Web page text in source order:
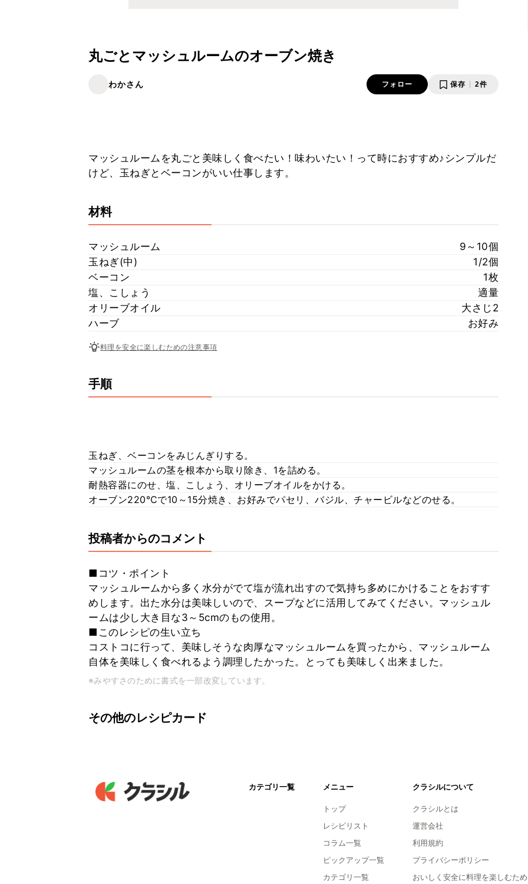
丸ごとマッシュルームのオーブン焼き
わかさん フォロー 保存 2件
マッシュルームを丸ごと美味しく食べたい！味わいたい！って時におすすめ♪シンプルだ
けど、玉ねぎとベーコンがいい仕事します。
材料
マッシュルーム
9～10個
玉ねぎ(中)
1/2個
ベーコン
1枚
塩、こしょう
適量
オリーブオイル
大さじ2
ハーブ
お好み
料理を安全に楽しむための注意事項
手順
玉ねぎ、ベーコンをみじんぎりする。
マッシュルームの茎を根本から取り除き、1を詰める。
耐熱容器にのせ、塩、こしょう、オリーブオイルをかける。
オーブン220℃で10～15分焼き、お好みでパセリ、バジル、チャービルなどのせる。
投稿者からのコメント
■コツ・ポイント
マッシュルームから多く水分がでて塩が流れ出すので気持ち多めにかけることをおすす
めします。出た水分は美味しいので、スープなどに活用してみてください。マッシュル
ームは少し大き目な3～5cmのもの使用。
■このレシピの生い立ち
コストコに行って、美味しそうな肉厚なマッシュルームを買ったから、マッシュルーム
自体を美味しく食べれるよう調理したかった。とっても美味しく出来ました。
※みやすさのために書式を一部改変しています。
その他のレシピカード
カテゴリ一覧 メニュー
トップ
レシピリスト
コラム一覧
ピックアップ一覧
カテゴリ一覧
クラシルについて
クラシルとは
運営会社
利用規約
プライバシーポリシー
おいしく安全に料理を楽しむため